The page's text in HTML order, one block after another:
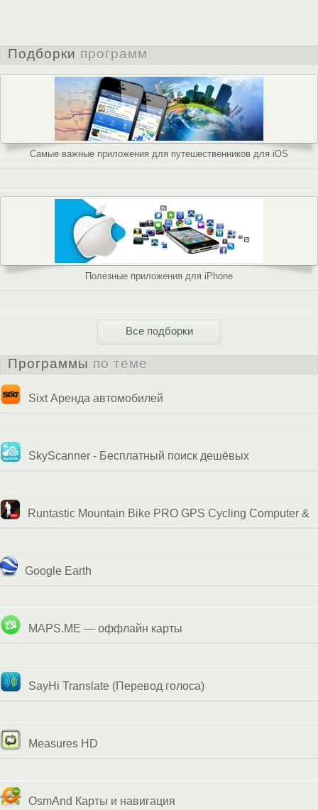
Подборки программ
Самые важные приложения для путешественников для iOS
Полезные приложения для iPhone
Все подборки
Программы по теме
Sixt Аренда автомобилей
SkyScanner - Бесплатный поиск дешёвых
Runtastic Mountain Bike PRO GPS Cycling Computer &
Google Earth
MAPS.ME — оффлайн карты
SayHi Translate (Перевод голоса)
Measures HD
OsmAnd Карты и навигация